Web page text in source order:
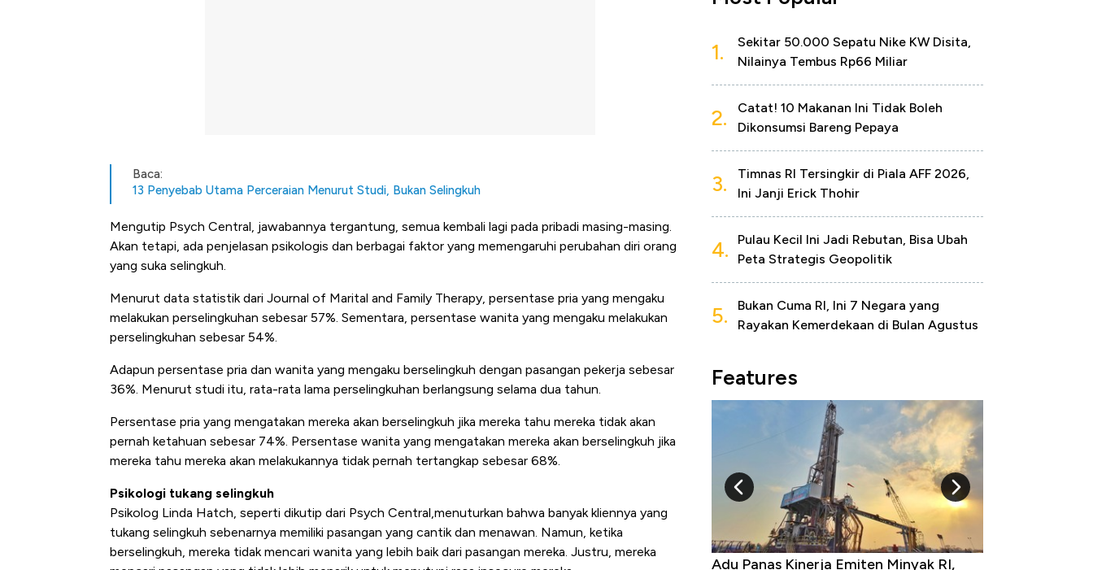
Baca:
13 Penyebab Utama Perceraian Menurut Studi, Bukan Selingkuh
Mengutip Psych Central, jawabannya tergantung, semua kembali lagi pada pribadi masing-masing.
Akan tetapi, ada penjelasan psikologis dan berbagai faktor yang memengaruhi perubahan diri orang
yang suka selingkuh.
Menurut data statistik dari Journal of Marital and Family Therapy, persentase pria yang mengaku
melakukan perselingkuhan sebesar 57%. Sementara, persentase wanita yang mengaku melakukan
perselingkuhan sebesar 54%.
Adapun persentase pria dan wanita yang mengaku berselingkuh dengan pasangan pekerja sebesar
36%. Menurut studi itu, rata-rata lama perselingkuhan berlangsung selama dua tahun.
Persentase pria yang mengatakan mereka akan berselingkuh jika mereka tahu mereka tidak akan
pernah ketahuan sebesar 74%. Persentase wanita yang mengatakan mereka akan berselingkuh jika
mereka tahu mereka akan melakukannya tidak pernah tertangkap sebesar 68%.
Psikologi tukang selingkuh
Psikolog Linda Hatch, seperti dikutip dari Psych Central,menuturkan bahwa banyak kliennya yang
tukang selingkuh sebenarnya memiliki pasangan yang cantik dan menawan. Namun, ketika
berselingkuh, mereka tidak mencari wanita yang lebih baik dari pasangan mereka. Justru, mereka
1.
Sekitar 50.000 Sepatu Nike KW Disita,
Nilainya Tembus Rp66 Miliar
2.
Catat! 10 Makanan Ini Tidak Boleh
Dikonsumsi Bareng Pepaya
3.
Timnas RI Tersingkir di Piala AFF 2026,
Ini Janji Erick Thohir
4.
Pulau Kecil Ini Jadi Rebutan, Bisa Ubah
Peta Strategis Geopolitik
5.
Bukan Cuma RI, Ini 7 Negara yang
Rayakan Kemerdekaan di Bulan Agustus
Features
Kongo Tutup Keran Ekspor, Harga
Adu Panas Kinerja Emiten Minyak RI,